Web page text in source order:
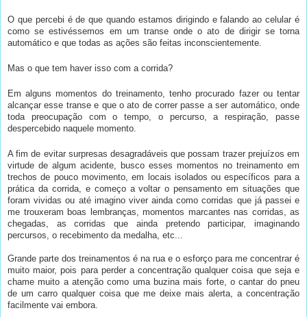
O que percebi é de que quando estamos dirigindo e falando ao celular é
como se estivéssemos em um transe onde o ato de dirigir se torna
automático e que todas as ações são feitas inconscientemente.
Mas o que tem haver isso com a corrida?
Em alguns momentos do treinamento, tenho procurado fazer ou tentar
alcançar esse transe e que o ato de correr passe a ser automático, onde
toda preocupação com o tempo, o percurso, a respiração, passe
despercebido naquele momento.
A fim de evitar surpresas desagradáveis que possam trazer prejuízos em
virtude de algum acidente, busco esses momentos no treinamento em
trechos de pouco movimento, em locais isolados ou específicos para a
prática da corrida, e começo a voltar o pensamento em situações que
foram vividas ou até imagino viver ainda como corridas que já passei e
me trouxeram boas lembranças, momentos marcantes nas corridas, as
chegadas, as corridas que ainda pretendo participar, imaginando
percursos, o recebimento da medalha, etc...
Grande parte dos treinamentos é na rua e o esforço para me concentrar é
muito maior, pois para perder a concentração qualquer coisa que seja e
chame muito a atenção como uma buzina mais forte, o cantar do pneu
de um carro qualquer coisa que me deixe mais alerta, a concentração
facilmente vai embora.